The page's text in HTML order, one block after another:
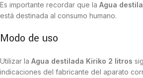
Es importante recordar que la Agua
está destinada al consumo humano.
Modo de uso
Utilizar la Agua destilada Kiriko 2 litros
indicaciones del fabricante del aparato